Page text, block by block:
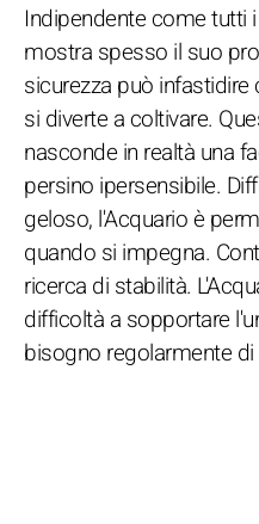
Indipendente come tutti
mostra spesso il suo
sicurezza può
si diverte a coltivare.
nasconde in realtà una
persino ipersensibile.
geloso, l'Acquario è
quando si impegna.
ricerca di stabilità.
difficoltà a sopportare
bisogno regolarmente